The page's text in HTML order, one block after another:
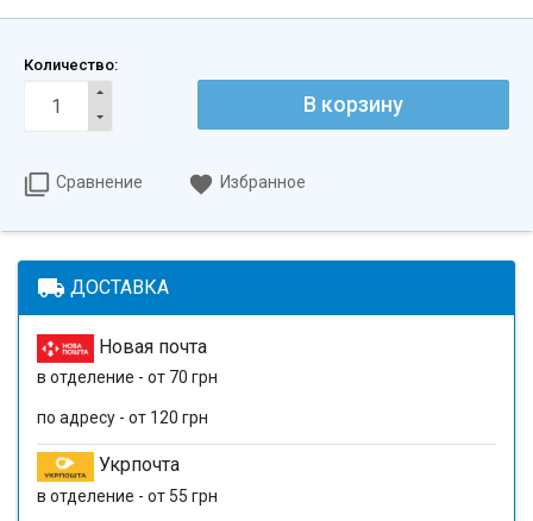
Количество:
В корзину
Сравнение Избранное
local_shipping ДОСТАВКА
Новая почта
в отделение - от 70 грн
по адресу - от 120 грн
Укрпочта
в отделение - от 55 грн